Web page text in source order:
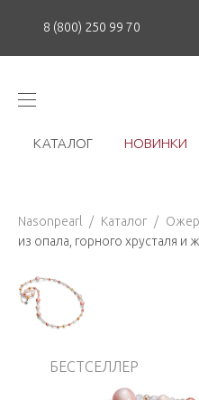
8 (800) 250 99 70
КАТАЛОГ НОВИНКИ
Nasonpearl / Каталог /
из опала, горного хрусталя и
БЕСТСЕЛЛЕР